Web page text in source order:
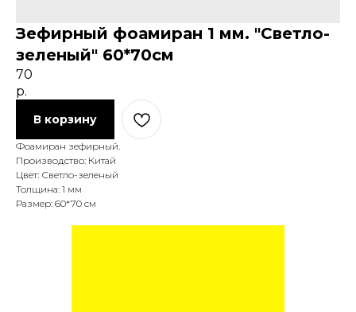
Зефирный фоамиран 1 мм. "Светло-
зеленый" 60*70см
70
р.
В корзину
Фоамиран зефирный.
Производство: Китай
Цвет: Светло-зеленый
Толщина: 1 мм
Размер: 60*70 см